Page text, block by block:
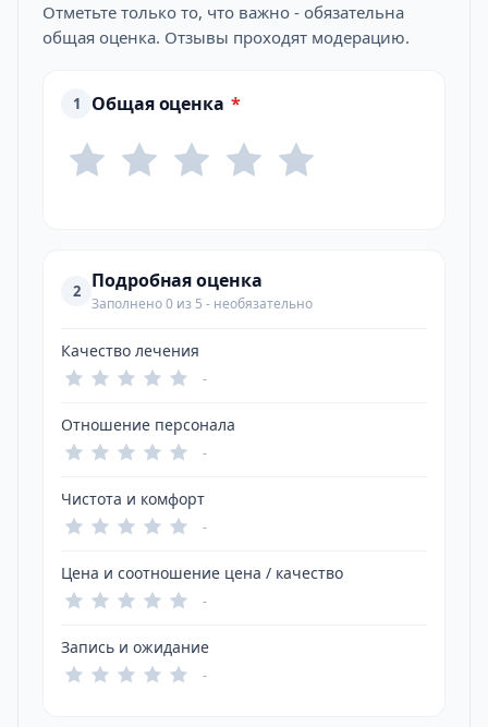
Отметьте только то, что важно - обязательна
общая оценка. Отзывы проходят модерацию.
1 Общая оценка *
2 Подробная оценка
Заполнено 0 из 5 - необязательно
Качество лечения
-
Отношение персонала
-
Чистота и комфорт
-
Цена и соотношение цена / качество
-
Запись и ожидание
-